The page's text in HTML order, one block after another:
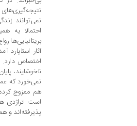
نمی‌توانند
احتمالا به
آثار
اختصاص دارد.
ناخوشایند،
نمی‌خورد که
هم ممزوج
است. تراژدی
پذیرفته‌اند